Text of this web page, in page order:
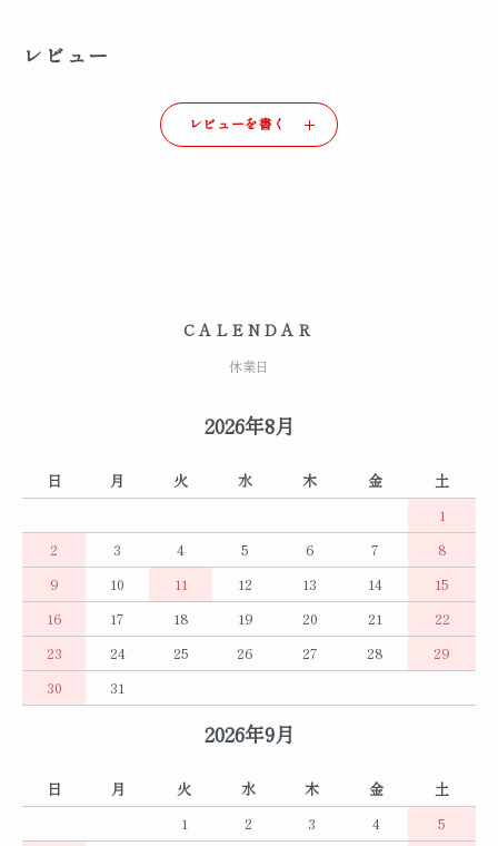
レビュー
レビューを書く
CALENDAR
休業日
2026年8月
日 月 火 水 木 金
土
1
2
3 4 5 6 7
8
9
10 11 12 13 14
15
16
17 18 19 20 21
22
23
24 25 26 27 28
29
30
31
2026年9月
日 月 火 水 木 金
土
1
2 3 4
5